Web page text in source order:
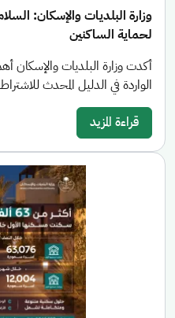
وزارة البلديات والإسكان:
لحماية الساكنين
أكدت وزارة البلديات والإسكان
الواردة في الدليل المحدث
قراءة المزيد